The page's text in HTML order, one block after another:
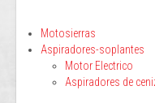
Motosierras
Aspiradores-soplantes
Motor Electrico
Aspiradores de